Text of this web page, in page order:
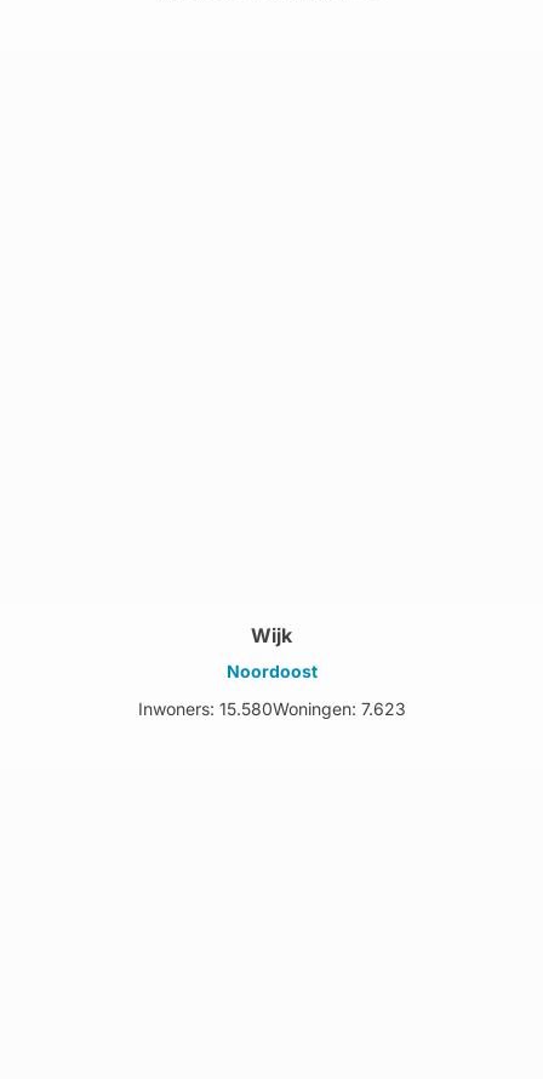
Wijk
Noordoost
Inwoners: 15.580Woningen: 7.623